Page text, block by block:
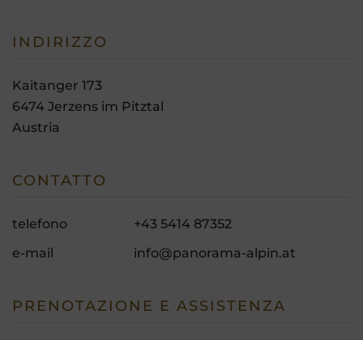
INDIRIZZO
Kaitanger 173
6474 Jerzens im Pitztal
Austria
CONTATTO
telefono
+43 5414 87352
e-mail
info@panorama-alpin.at
PRENOTAZIONE E ASSISTENZA